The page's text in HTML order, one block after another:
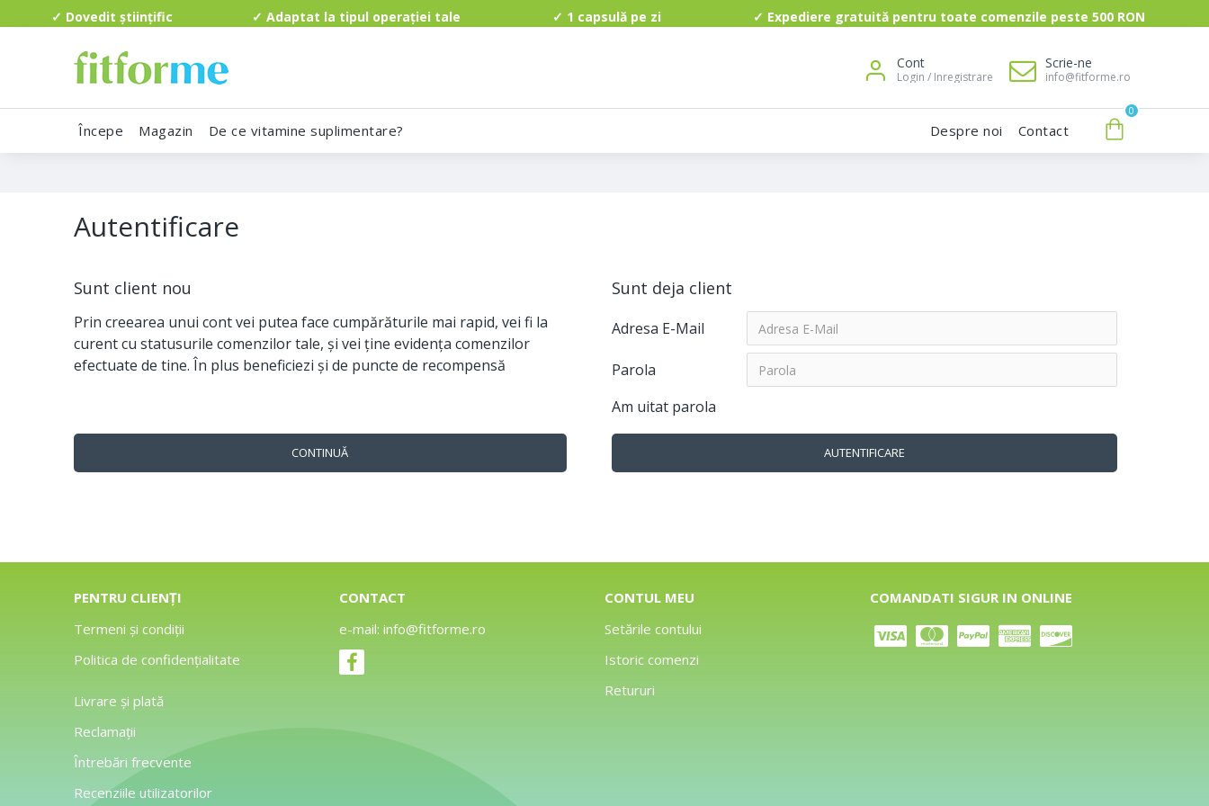
✓ Dovedit științific ✓ Adaptat la tipul operației tale ✓ 1 capsulă pe zi ✓ Expediere gratuită pentru toate comenzile peste 500 RON
Cont
Login / Inregistrare
Scrie-ne
info@fitforme.ro
Începe Magazin De ce vitamine suplimentare? Despre noi Contact
0
Autentificare
Sunt client nou
Prin creearea unui cont vei putea face cumpărăturile mai rapid, vei fi la
curent cu statusurile comenzilor tale, şi vei ţine evidenţa comenzilor
efectuate de tine. În plus beneficiezi şi de puncte de recompensă
CONTINUĂ
Sunt deja client
Adresa E-Mail
Parola
Am uitat parola
AUTENTIFICARE
PENTRU CLIENȚI
Termeni și condiții
Politica de confidențialitate
Livrare și plată
Reclamații
Întrebări frecvente
Recenziile utilizatorilor
CONTACT
e-mail: info@fitforme.ro
CONTUL MEU
Setările contului
Istoric comenzi
Retururi
COMANDATI SIGUR IN ONLINE